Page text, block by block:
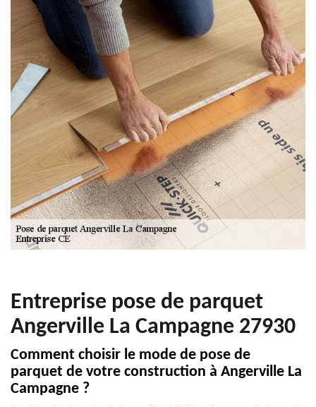
Entreprise pose de parquet
Angerville La Campagne 27930
Comment choisir le mode de pose de
parquet de votre construction à Angerville La
Campagne ?